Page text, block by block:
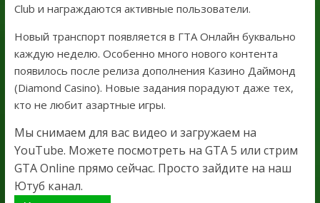
Club и награждаются активные пользователи.
Новый транспорт появляется в ГТА Онлайн буквально
каждую неделю. Особенно много нового контента
появилось после релиза дополнения Казино Даймонд
(Diamond Casino). Новые задания порадуют даже тех,
кто не любит азартные игры.
Мы снимаем для вас видео и загружаем на
YouTube. Можете посмотреть на GTA 5 или стрим
GTA Online прямо сейчас. Просто зайдите на наш
Ютуб канал.